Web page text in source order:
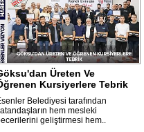
Üreten Ve
Kursiyerlere Tebrik
Belediyesi tarafından
hem mesleki
geliştirmesi hem..